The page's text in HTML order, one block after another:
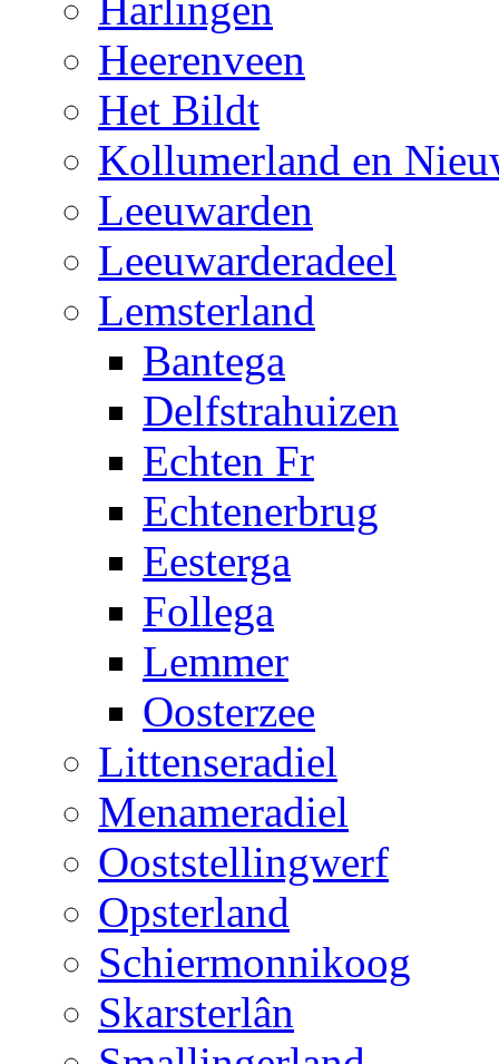
Heerenveen
Het Bildt
Kollumerland en
Leeuwarden
Leeuwarderadeel
Lemsterland
Bantega
Delfstrahuizen
Echten Fr
Echtenerbrug
Eesterga
Follega
Lemmer
Oosterzee
Littenseradiel
Menameradiel
Ooststellingwerf
Opsterland
Schiermonnikoog
Skarsterlân